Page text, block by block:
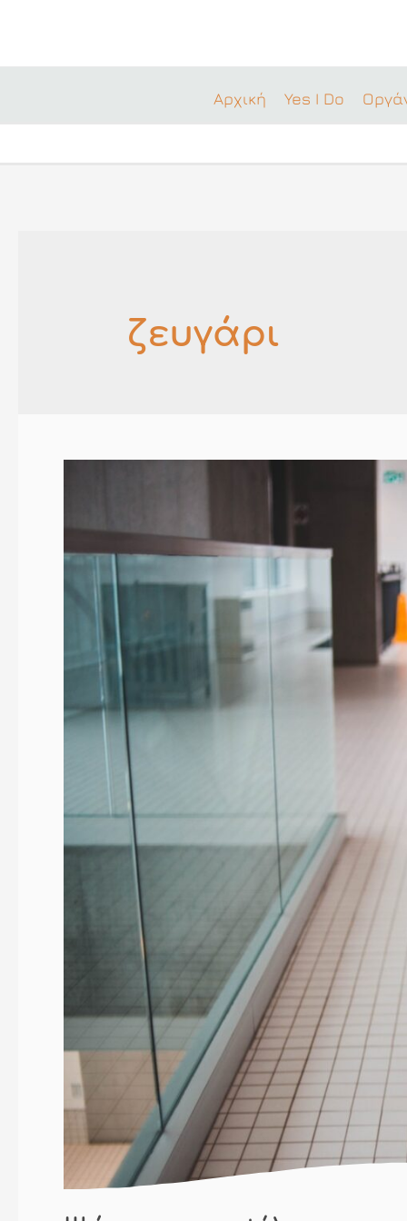
περιεχόμενο
Αρχική Yes I Do
ζευγάρι